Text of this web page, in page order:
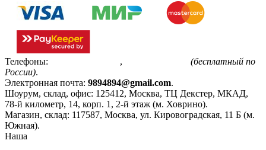
Телефоны: ,
(бесплатный по
России).
Электронная почта: 9894894@gmail.com.
Шоурум, склад, офис: 125412, Москва, ТЦ Декстер, МКАД,
78-й километр, 14, корп. 1, 2-й этаж (м. Ховрино).
Магазин, склад: 117587, Москва, ул. Кировоградская, 11 Б (м.
Южная).
Наша